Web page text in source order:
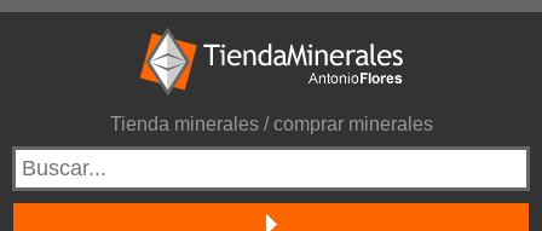
Tienda minerales / comprar minerales